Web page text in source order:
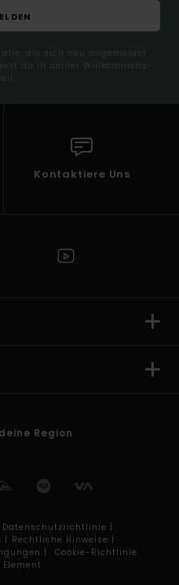
die sich neu angemeldet
du in deiner Willkommens-
Kontaktiere Uns
Region
Datenschutzrichtlinie |
| Rechtliche Hinweise |
|
Cookie-Richtlinie